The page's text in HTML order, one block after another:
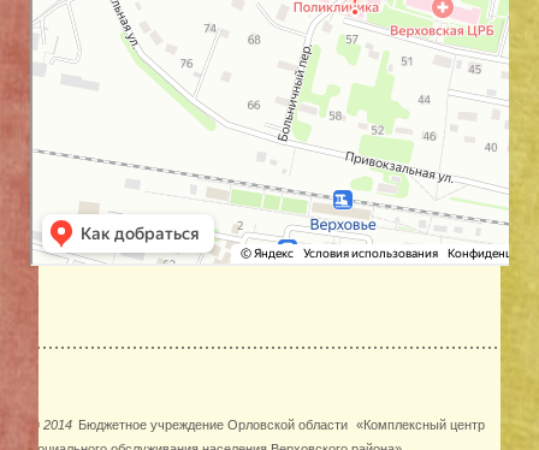
© 2014 Бюджетное учреждение Орловской области «Комплексный центр